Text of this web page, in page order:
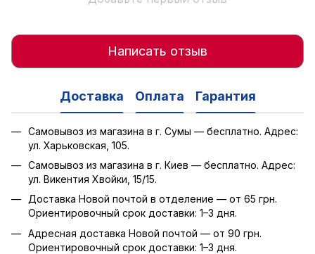
Написать отзыв
Доставка Оплата Гарантия
Самовывоз из магазина в г. Сумы — бесплатно. Адрес:
ул. Харьковская, 105.
Самовывоз из магазина в г. Киев — бесплатно. Адрес:
ул. Викентия Хвойки, 15/15.
Доставка Новой почтой в отделение — от 65 грн.
Ориентировочный срок доставки: 1–3 дня.
Адресная доставка Новой почтой — от 90 грн.
Ориентировочный срок доставки: 1–3 дня.